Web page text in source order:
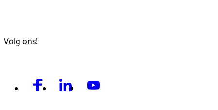
Volg ons!